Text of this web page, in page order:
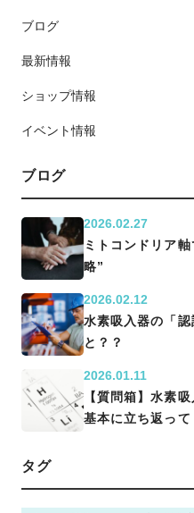
ブログ
最新情報
ショップ情報
イベント情報
ブログ
2026.02.27
ミトコンドリア
略”
2026.02.12
水素吸入器の「
と？？
2026.01.11
【質問箱】水素
基本に立ち返っ
タグ